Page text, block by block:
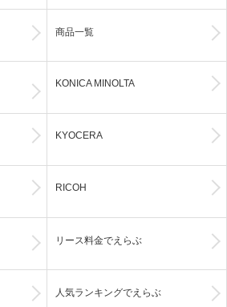
商品一覧
KONICA MINOLTA
KYOCERA
RICOH
リース料金でえらぶ
人気ランキングでえらぶ